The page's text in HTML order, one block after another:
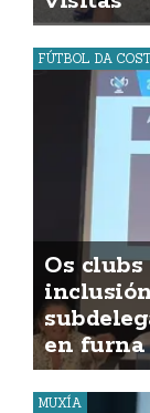
FÚTBOL DA
Os
en furna
MUXÍA